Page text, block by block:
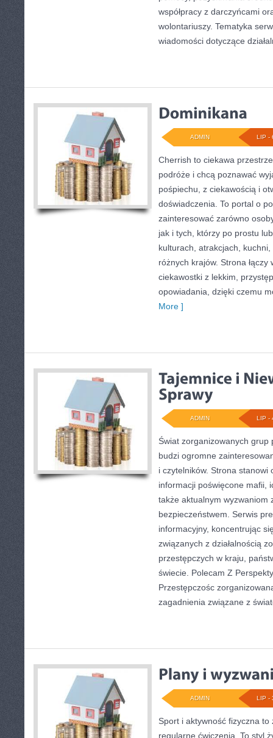
współpracy z darczyńcami
wolontariuszy. Tematyka
wiadomości dotyczące
LIP -
ADMIN
Cherrish to ciekawa
podróże i chcą poznawać
pośpiechu, z ciekawością i
doświadczenia. To portal o
zainteresować zarówno
jak i tych, którzy po prostu
kulturach, atrakcjach,
różnych krajów. Strona
ciekawostki z lekkim,
opowiadania, dzięki czemu
More ]
LIP -
ADMIN
Świat zorganizowanych grup
budzi ogromne
i czytelników. Strona stanowi
informacji poświęcone mafii,
także aktualnym wyzwaniom
bezpieczeństwem. Serwis
informacyjny, koncentrując
związanych z działalnością
przestępczych w kraju,
świecie. Polecam Z
Przestępczośc
zagadnienia związane z
LIP -
ADMIN
Sport i aktywność fizyczna
regularne ćwiczenia. To styl